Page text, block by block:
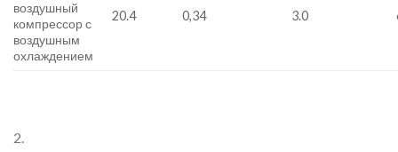
воздушный
компрессор с
воздушным
охлаждением
20.4 0,34 3.0
2.